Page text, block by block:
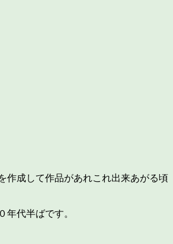
作成して作品があれこれ出来あがる頃
代半ばです。